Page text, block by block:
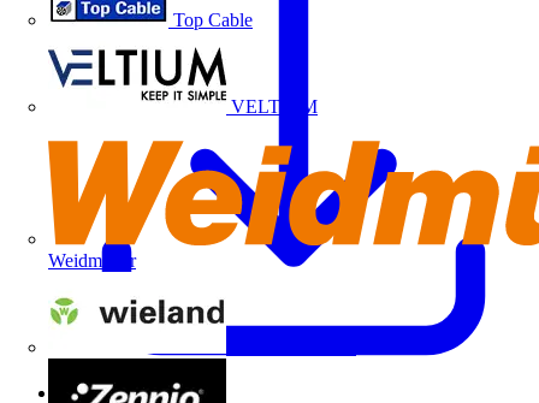
Top Cable
VELTIUM
Weidmüller